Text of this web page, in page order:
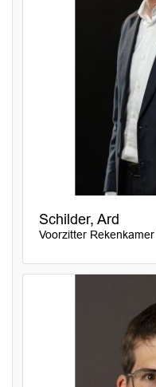
Schilder, Ard
Voorzitter